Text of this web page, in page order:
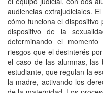
audiencias extrajudiciales.
cómo funciona el
dispositivo de la
determinando el
riesgos que el desinterés
el caso de las alumnas, las
estudiante, que regulan la
la madre, activando los